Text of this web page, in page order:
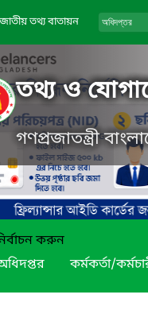
তথ্য বাতায়ন
তথ্য ও
গণপ্রজাতন্ত্রী
করুন
কর্মকর্তা/